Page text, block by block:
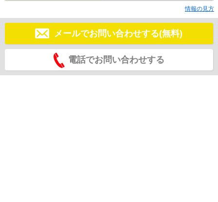
情報の見方
メールでお問い合わせする(無料)
電話でお問い合わせする